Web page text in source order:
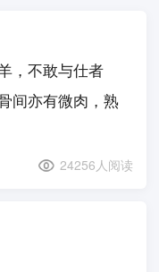
，不敢与仕者
间亦有微肉，熟
24256人阅读